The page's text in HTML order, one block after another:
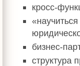
кросс-
бизнес-
структура